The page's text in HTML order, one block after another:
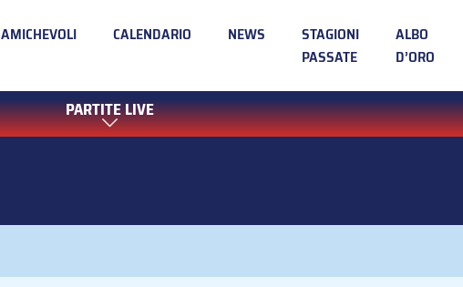
AMICHEVOLI CALENDARIO NEWS
STAGIONI
PASSATE
ALBO
D’ORO
PARTITE LIVE